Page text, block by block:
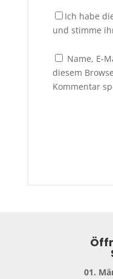
Ich habe
und stimme
Name, E-
diesem
Kommentar
01.